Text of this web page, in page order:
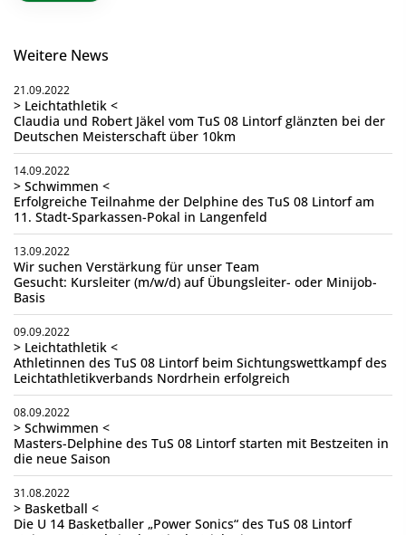
Weitere News
21.09.2022
> Leichtathletik <
Claudia und Robert Jäkel vom TuS 08 Lintorf glänzten bei der
Deutschen Meisterschaft über 10km
14.09.2022
> Schwimmen <
Erfolgreiche Teilnahme der Delphine des TuS 08 Lintorf am
11. Stadt-Sparkassen-Pokal in Langenfeld
13.09.2022
Wir suchen Verstärkung für unser Team
Gesucht: Kursleiter (m/w/d) auf Übungsleiter- oder Minijob-
Basis
09.09.2022
> Leichtathletik <
Athletinnen des TuS 08 Lintorf beim Sichtungswettkampf des
Leichtathletikverbands Nordrhein erfolgreich
08.09.2022
> Schwimmen <
Masters-Delphine des TuS 08 Lintorf starten mit Bestzeiten in
die neue Saison
31.08.2022
> Basketball <
Die U 14 Basketballer „Power Sonics“ des TuS 08 Lintorf